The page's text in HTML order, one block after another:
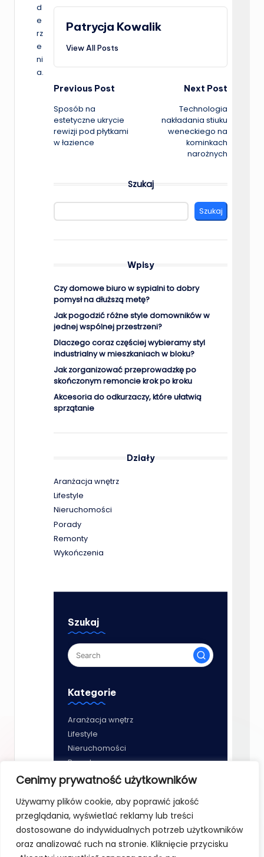
Cenimy prywatność użytkowników
Używamy plików cookie, aby poprawić jakość
przeglądania, wyświetlać reklamy lub treści
dostosowane do indywidualnych potrzeb użytkowników
oraz analizować ruch na stronie. Kliknięcie przycisku
d
e
rz
e
ni
a.
Patrycja Kowalik
View All Posts
Post
navigation
Previous Post
Sposób na
estetyczne ukrycie
rewizji pod płytkami
w łazience
Next Post
Technologia
nakładania stiuku
weneckiego na
kominkach
narożnych
Szukaj
Szukaj
Wpisy
Czy domowe biuro w sypialni to dobry
pomysł na dłuższą metę?
Jak pogodzić różne style domowników w
jednej wspólnej przestrzeni?
Dlaczego coraz częściej wybieramy styl
industrialny w mieszkaniach w bloku?
Jak zorganizować przeprowadzkę po
skończonym remoncie krok po kroku
Akcesoria do odkurzaczy, które ułatwią
sprzątanie
Działy
Aranżacja wnętrz
Lifestyle
Nieruchomości
Porady
Remonty
Wykończenia
Szukaj
Kategorie
Aranżacja wnętrz
Lifestyle
Nieruchomości
Porady
Remonty